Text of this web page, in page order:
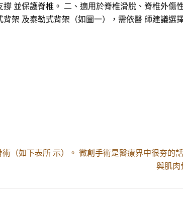
並保護脊椎。 二、適用於脊椎滑脫、脊椎外
架 及泰勒式背架（如圖一），需依醫 師建議
（如下表所 示）。 微創手術是醫療界中很夯的
與肌肉